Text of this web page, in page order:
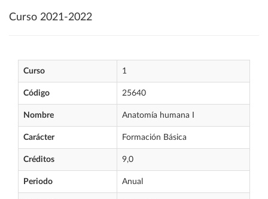
Curso 2021-2022
Curso 1
Código 25640
Nombre Anatomía humana I
Carácter Formación Básica
Créditos 9,0
Periodo Anual